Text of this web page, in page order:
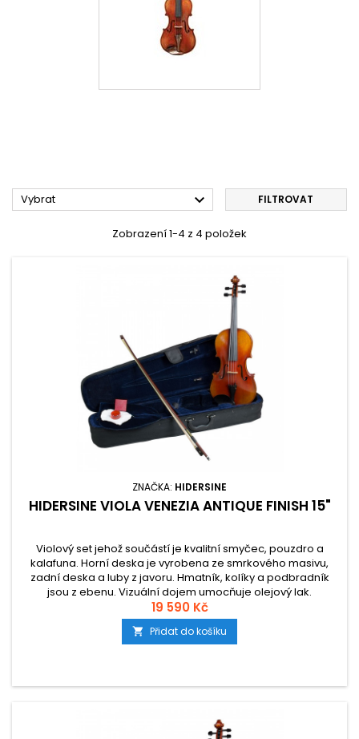
Vybrat  FILTROVAT
Zobrazení 1-4 z 4 položek
ZNAČKA: HIDERSINE
HIDERSINE VIOLA VENEZIA ANTIQUE FINISH 15"
Violový set jehož součástí je kvalitní smyčec, pouzdro a
kalafuna. Horní deska je vyrobena ze smrkového masivu,
zadní deska a luby z javoru. Hmatník, kolíky a podbradník
jsou z ebenu. Vizuální dojem umocňuje olejový lak.
19 590 Kč
 Přidat do košíku